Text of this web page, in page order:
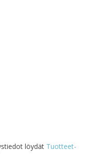
löydät Tuotteet-